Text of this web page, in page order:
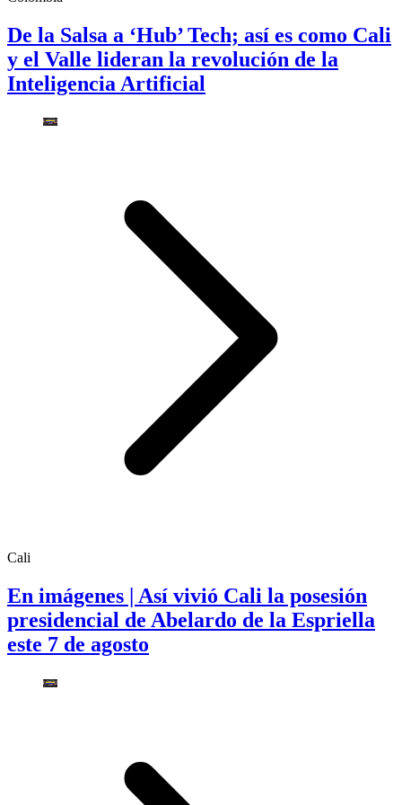
De la Salsa a ‘Hub’ Tech; así es como Cali
y el Valle lideran la revolución de la
Inteligencia Artificial
Cali
En imágenes | Así vivió Cali la posesión
presidencial de Abelardo de la Espriella
este 7 de agosto